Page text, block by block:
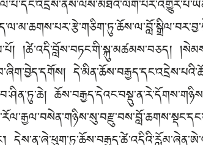
།ཚེ་འདི་བློས་བཏང་གི་སྐུ་མཚམས་བཅད།